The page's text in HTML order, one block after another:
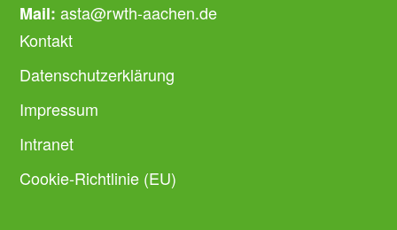
Mail: asta@rwth-aachen.de
Kontakt
Datenschutzerklärung
Impressum
Intranet
Cookie-Richtlinie (EU)